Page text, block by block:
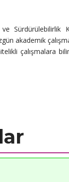
Sürdürülebilirlik
akademik
çalışmalara